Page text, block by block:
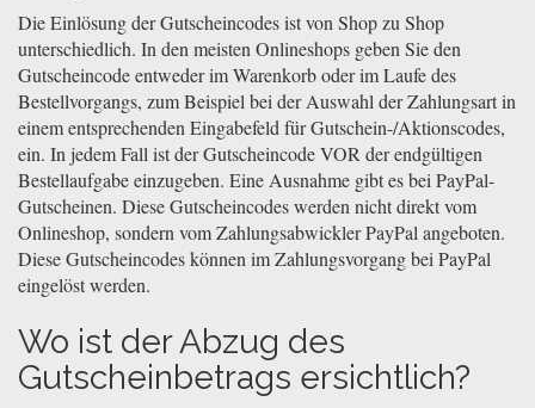
Die Einlösung der Gutscheincodes ist von Shop zu Shop
unterschiedlich. In den meisten Onlineshops geben Sie den
Gutscheincode entweder im Warenkorb oder im Laufe des
Bestellvorgangs, zum Beispiel bei der Auswahl der Zahlungsart in
einem entsprechenden Eingabefeld für Gutschein-/Aktionscodes,
ein. In jedem Fall ist der Gutscheincode VOR der endgültigen
Bestellaufgabe einzugeben. Eine Ausnahme gibt es bei PayPal-
Gutscheinen. Diese Gutscheincodes werden nicht direkt vom
Onlineshop, sondern vom Zahlungsabwickler PayPal angeboten.
Diese Gutscheincodes können im Zahlungsvorgang bei PayPal
eingelöst werden.
Wo ist der Abzug des
Gutscheinbetrags ersichtlich?